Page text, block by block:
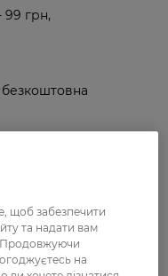
99 грн,
безкоштовна
щоб забезпечити
та надати вам
Продовжуючи
на